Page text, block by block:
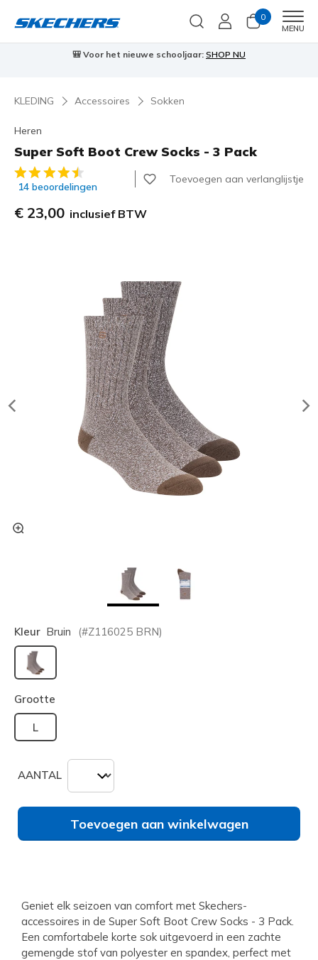
0
MENU
⭐Skechers VIP:45 dagen retourrecht voor
KLEDING Accessoires Sokken
Heren
Super Soft Boot Crew Socks - 3 Pack
4,3 van de 5 klantbeoordelingen
14 beoordelingen
Toevoegen aan verlanglijstje
€ 23,00 inclusief BTW
Kleur Bruin (#Z116025 BRN)
geselecteerd
Grootte
L
AANTAL
Toevoegen aan winkelwagen
Geniet elk seizoen van comfort met Skechers-
accessoires in de Super Soft Boot Crew Socks - 3 Pack.
Een comfortabele korte sok uitgevoerd in een zachte
gemengde stof van polyester en spandex, perfect met